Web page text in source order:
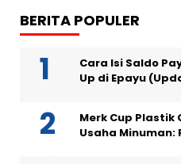
BERITA POPULER
Cara Isi Saldo
Up di Epayu
Merk Cup Plastik
Usaha Minuman: